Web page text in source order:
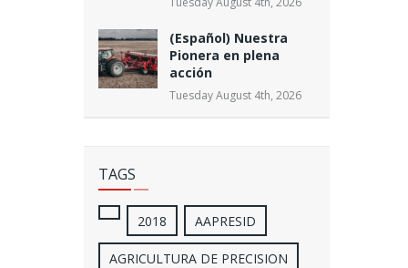
(Español) Nuestra
Pionera en plena
acción
Tuesday August 4th, 2026
TAGS
2018 AAPRESID
AGRICULTURA DE PRECISION